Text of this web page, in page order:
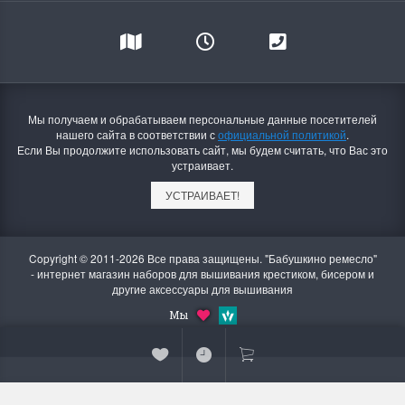
Мы получаем и обрабатываем персональные данные посетителей
нашего сайта в соответствии софициальной политикой.
Если Вы продолжите использовать сайт, мы будем считать, что Вас это
устраивает.
УСТРАИВАЕТ!
Copyright © 2011-2026 Все права защищены. "Бабушкино ремесло"
- интернет магазин наборов для вышивания крестиком, бисером и
другие аксессуары для вышивания
Мы